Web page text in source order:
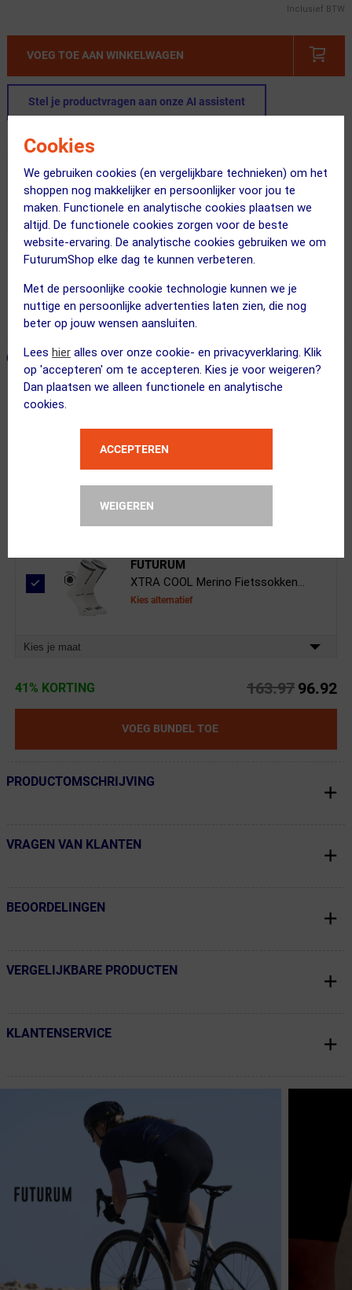
Cookies
We gebruiken cookies (en vergelijkbare technieken) om het
shoppen nog makkelijker en persoonlijker voor jou te
maken. Functionele en analytische cookies plaatsen we
altijd. De functionele cookies zorgen voor de beste
website-ervaring. De analytische cookies gebruiken we om
FuturumShop elke dag te kunnen verbeteren.
Met de persoonlijke cookie technologie kunnen we je
nuttige en persoonlijke advertenties laten zien, die nog
beter op jouw wensen aansluiten.
Lees hier alles over onze cookie- en privacyverklaring. Klik
op 'accepteren' om te accepteren. Kies je voor weigeren?
Dan plaatsen we alleen functionele en analytische
cookies.
ACCEPTEREN
WEIGEREN
Inclusief BTW
VOEG TOE AAN WINKELWAGEN
Stel je productvragen aan onze AI assistent
Dit product in andere versie
Gratis bezorging & retourneren
Vandaag besteld = maandag in huis!
365 dagen retourrecht
← Terug naar productnavigatie
ONZE AANBEVOLEN COMBINATIE
Trail T3 MTB Fietsshirt Lange Mouwe...
FUTURUM
XTRA COOL Merino Fietssokken...
Kies alternatief
Kies je maat
41% KORTING 163.97 96.92
VOEG BUNDEL TOE
← Terug naar productnavigatie
PRODUCTOMSCHRIJVING
← Terug naar productnavigatie
VRAGEN VAN KLANTEN
← Terug naar productnavigatie
BEOORDELINGEN
← Terug naar productnavigatie
VERGELIJKBARE PRODUCTEN
← Terug naar productnavigatie
KLANTENSERVICE